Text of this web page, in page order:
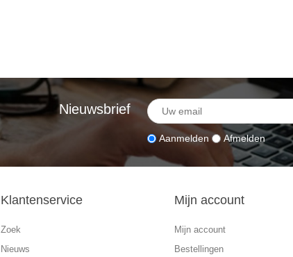
Nieuwsbrief
Aanmelden Afmelden
Klantenservice
Zoek
Nieuws
Mijn account
Mijn account
Bestellingen